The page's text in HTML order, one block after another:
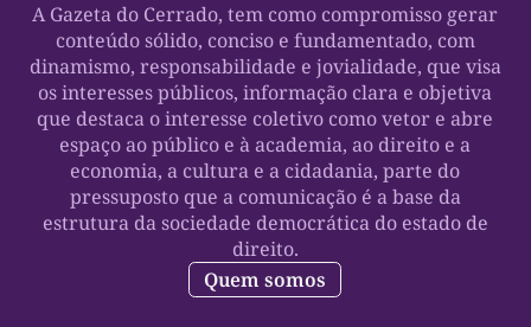
A Gazeta do Cerrado, tem como compromisso gerar
conteúdo sólido, conciso e fundamentado, com
dinamismo, responsabilidade e jovialidade, que visa
os interesses públicos, informação clara e objetiva
que destaca o interesse coletivo como vetor e abre
espaço ao público e à academia, ao direito e a
economia, a cultura e a cidadania, parte do
pressuposto que a comunicação é a base da
estrutura da sociedade democrática do estado de
direito.
Quem somos